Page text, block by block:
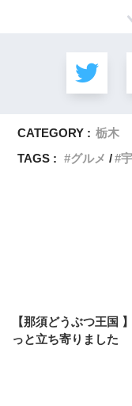
CATEGORY : 栃木
TAGS :
グルメ
【那須どうぶつ王国
っと立ち寄りました